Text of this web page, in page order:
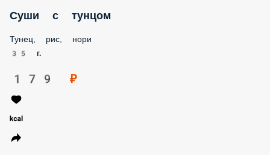
Суши с тунцом
Тунец, рис, нори
35 г.
179 ₽